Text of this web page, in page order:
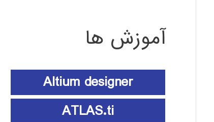
آموزش ها
Altium designer
ATLAS.ti